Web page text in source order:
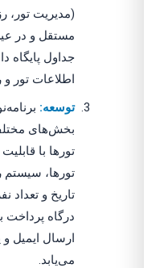
(مدیریت تور،
مستقل و در
جداول پایگاه
اطلاعات تور
توسعه:
بخش‌های
تورها با
تورها، سیستم
تاریخ و تعداد
درگاه پرداخت
ارسال ایمیل
می‌یابد.